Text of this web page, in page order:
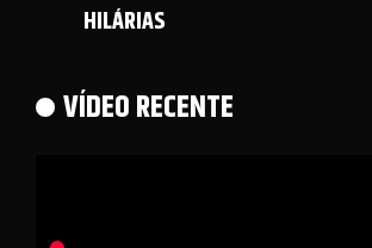
HILÁRIAS
VÍDEO RECENTE